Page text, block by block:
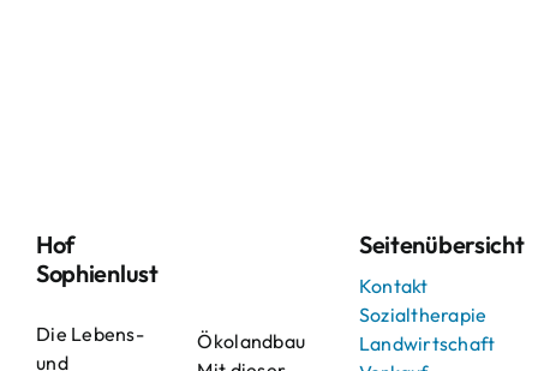
Hof
Sophienlust
Die Lebens-
und
Ökolandbau
Seitenübersicht
Kontakt
Sozialtherapie
Landwirtschaft